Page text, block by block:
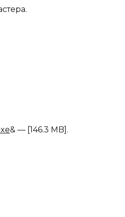
& — [146.3 MB].